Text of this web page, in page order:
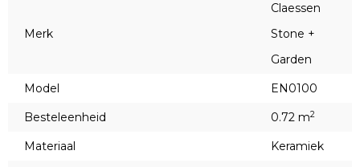
Merk
Claessen
Stone +
Garden
Model
EN0100
Besteleenheid
0.72 m2
Materiaal
Keramiek